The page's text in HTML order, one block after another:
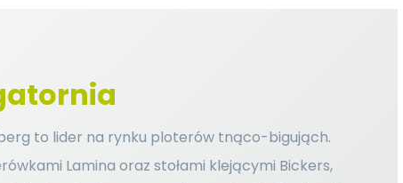
to lider na rynku ploterów tnąco-bigująch.
Lamina oraz stołami klejącymi Bickers,